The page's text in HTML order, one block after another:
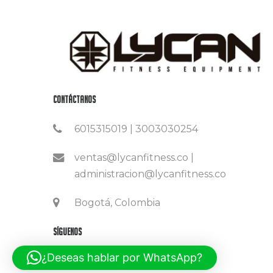
Contáctanos
6015315019 | 3003030254
ventas@lycanfitness.co |
administracion@lycanfitness.co
Bogotá, Colombia
Síguenos
¿Deseas hablar por WhatsApp?